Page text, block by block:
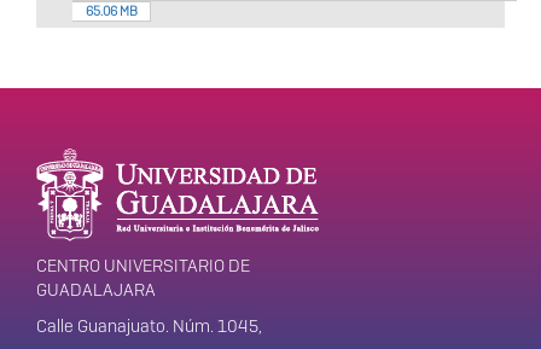
65.06 MB
Enlaces de interés
Información del
portal
CENTRO UNIVERSITARIO DE
GUADALAJARA
Calle Guanajuato. Núm. 1045,